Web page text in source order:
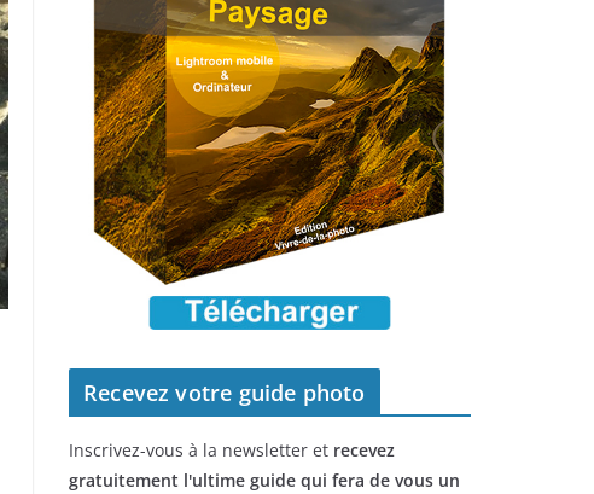
Recevez votre guide photo
Inscrivez-vous à la newsletter et recevez
gratuitement l'ultime guide qui fera de vous un